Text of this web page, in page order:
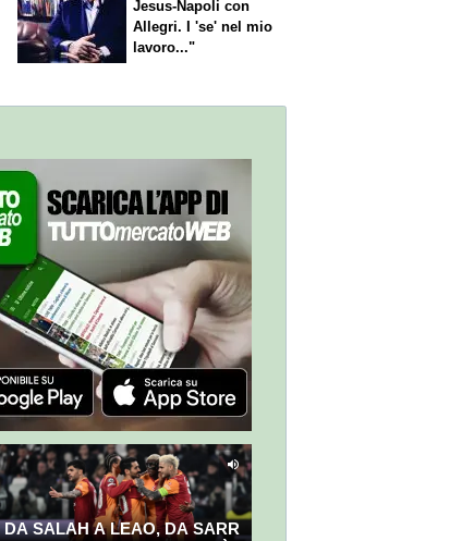
Jesus-Napoli con
Allegri. I 'se' nel mio
lavoro..."
DA SALAH A LEAO, DA SARR